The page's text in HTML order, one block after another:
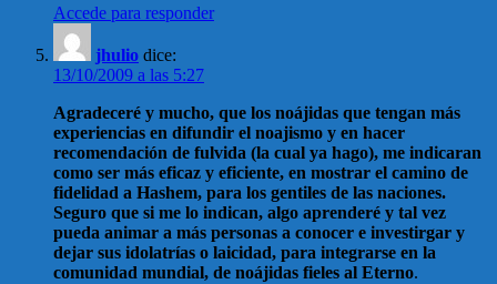
Accede para responder
jhulio dice:
13/10/2009 a las 5:27
Agradeceré y mucho, que los noájidas que tengan más
experiencias en difundir el noajismo y en hacer
recomendación de fulvida (la cual ya hago), me indicaran
como ser más eficaz y eficiente, en mostrar el camino de
fidelidad a Hashem, para los gentiles de las naciones.
Seguro que si me lo indican, algo aprenderé y tal vez
pueda animar a más personas a conocer e investirgar y
dejar sus idolatrías o laicidad, para integrarse en la
comunidad mundial, de noájidas fieles al Eterno.